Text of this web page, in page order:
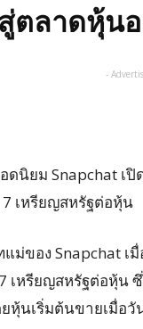
ตลาดหุ้น
-
ดนิยม Snapchat
เหรียญสหรัฐต่อหุ้น
แม่ของ Snapchat
เหรียญสหรัฐต่อหุ้น
หุ้นเริ่มต้นขายเมื่อ